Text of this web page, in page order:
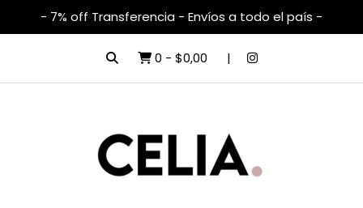
- 7% off Transferencia - Envíos a todo el país -
0 - $0,00